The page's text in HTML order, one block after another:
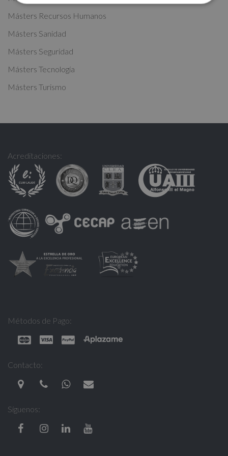
:Másters Recursos Humanos
Másters Sanidad
Másters Seguridad
Másters Tecnología
Másters Turismo
Acreditaciones:
Métodos de Pago:
Contacto:
Síguenos: